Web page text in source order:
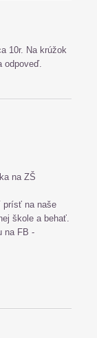
10r. Na krúžok
odpoveď.
na ZŠ
prísť na naše
škole a behať.
na FB -